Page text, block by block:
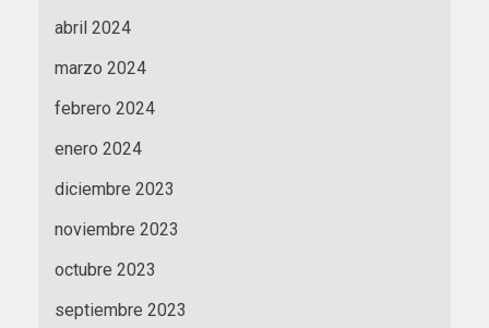
abril 2024
marzo 2024
febrero 2024
enero 2024
diciembre 2023
noviembre 2023
octubre 2023
septiembre 2023